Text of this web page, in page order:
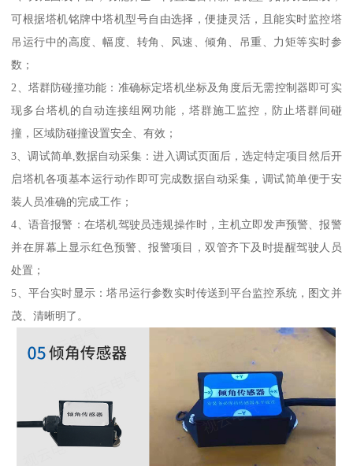
可根据塔机铭牌中塔机型号自由选择，便捷灵活，且能实时监控塔
吊运行中的高度、幅度、转角、风速、倾角、吊重、力矩等实时参
数；
2、塔群防碰撞功能：准确标定塔机坐标及角度后无需控制器即可实
现多台塔机的自动连接组网功能，塔群施工监控，防止塔群间碰
撞，区域防碰撞设置安全、有效；
3、调试简单,数据自动采集：进入调试页面后，选定特定项目然后开
启塔机各项基本运行动作即可完成数据自动采集，调试简单便于安
装人员准确的完成工作；
4、语音报警：在塔机驾驶员违规操作时，主机立即发声预警、报警
并在屏幕上显示红色预警、报警项目，双管齐下及时提醒驾驶人员
处置；
5、平台实时显示：塔吊运行参数实时传送到平台监控系统，图文并
茂、清晰明了。